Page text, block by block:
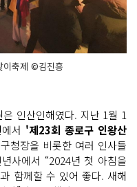
이축제 ©김진흥
인산인해였다. 지난 1월 1
서 '제23회 종로구 인왕산
청장을 비롯한 여러 인사들
사에서 “2024년 첫 아침을
함께할 수 있어 좋다. 새해